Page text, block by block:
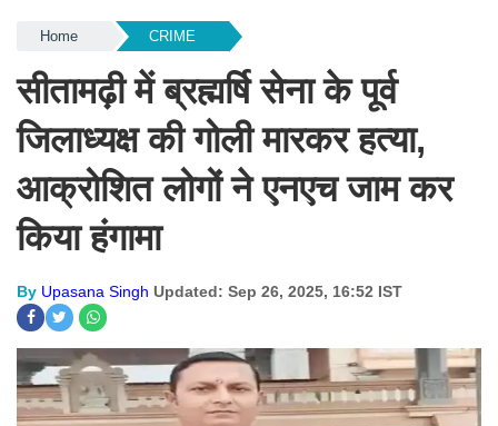
Home CRIME
सीतामढ़ी में ब्रह्मर्षि सेना के पूर्व
जिलाध्यक्ष की गोली मारकर हत्या,
आक्रोशित लोगों ने एनएच जाम कर
किया हंगामा
By Upasana Singh Updated: Sep 26, 2025, 16:52 IST